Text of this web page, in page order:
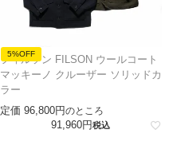
5%OFF
フィルソン FILSON ウールコート
マッキーノ クルーザー ソリッドカ
ラー
定価 96,800 のところ
91,960 税込